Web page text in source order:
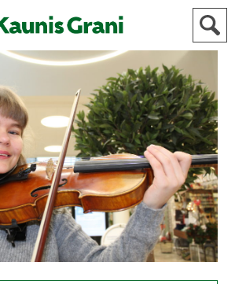
STADEN
AKTUELLT
IDROTT
KULTUR
HISTORIA
ALLMÄN
FÖR
ANNONSÖRER